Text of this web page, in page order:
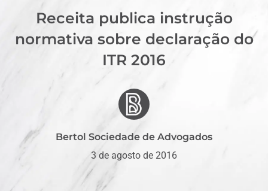
Receita publica instrução
normativa sobre declaração do
ITR 2016
Bertol Sociedade de Advogados
3 de agosto de 2016